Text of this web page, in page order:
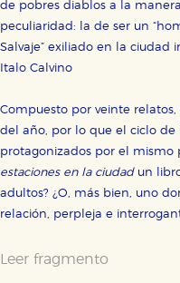
de pobres diablos a la
peculiaridad: la de ser un
Salvaje” exiliado en la ciudad
Italo Calvino
Compuesto por veinte
del año, por lo que el ciclo de
protagonizados por el mismo
estaciones en la ciudadun libro
adultos? ¿O, más bien, uno
relación, perpleja e
Leer fragmento